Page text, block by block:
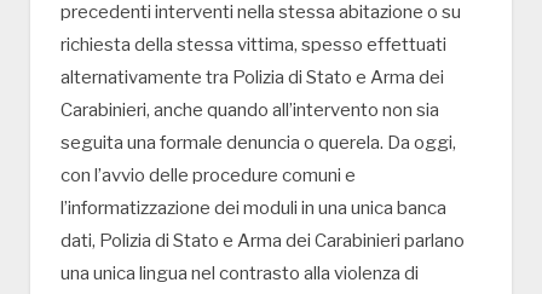
precedenti interventi nella stessa abitazione o su
richiesta della stessa vittima, spesso effettuati
alternativamente tra Polizia di Stato e Arma dei
Carabinieri, anche quando all’intervento non sia
seguita una formale denuncia o querela. Da oggi,
con l’avvio delle procedure comuni e
l’informatizzazione dei moduli in una unica banca
dati, Polizia di Stato e Arma dei Carabinieri parlano
una unica lingua nel contrasto alla violenza di